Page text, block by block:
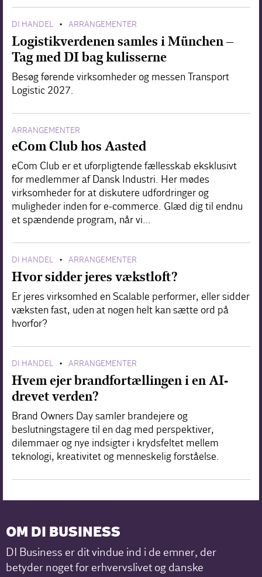
DI HANDEL • ARRANGEMENTER
Logistikverdenen samles i München –
Tag med DI bag kulisserne
Besøg førende virksomheder og messen Transport
Logistic 2027.
ARRANGEMENTER
eCom Club hos Aasted
eCom Club er et uforpligtende fællesskab eksklusivt
for medlemmer af Dansk Industri. Her mødes
virksomheder for at diskutere udfordringer og
muligheder inden for e-commerce. Glæd dig til endnu
et spændende program, når vi…
DI HANDEL • ARRANGEMENTER
Hvor sidder jeres vækstloft?
Er jeres virksomhed en Scalable performer, eller sidder
væksten fast, uden at nogen helt kan sætte ord på
hvorfor?
DI HANDEL • ARRANGEMENTER
Hvem ejer brandfortællingen i en AI-
drevet verden?
Brand Owners Day samler brandejere og
beslutningstagere til en dag med perspektiver,
dilemmaer og nye indsigter i krydsfeltet mellem
teknologi, kreativitet og menneskelig forståelse.
OM DI BUSINESS
DI Business er dit vindue ind i de emner, der
betyder noget for erhvervslivet og danske